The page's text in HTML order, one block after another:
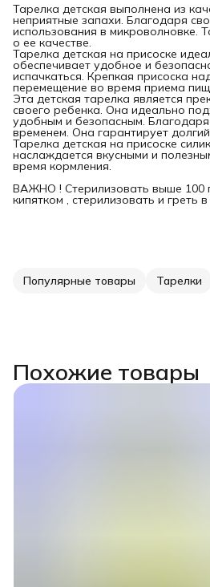
Тарелка детская выполнена из
неприятные запахи. Благодаря
использования в микроволновке.
о ее качестве.
Тарелка детская на присоске
обеспечивает удобное и
испачкаться. Крепкая присоска
перемещение во время приема
Эта детская тарелка является
своего ребенка. Она идеально
удобным и безопасным.
временем. Она гарантирует
Тарелка детская на присоске
наслаждается вкусными и
время кормления.
ВАЖНО ! Стерилизовать выше 100
кипятком , стерилизовать и
Популярные товары Тарелки
Похожие товары